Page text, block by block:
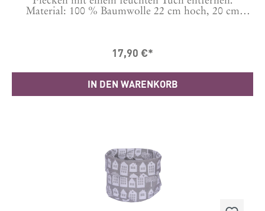
Material: 100 % Baumwolle 22 cm hoch, 20 cm
17,90 €*
IN DEN WARENKORB